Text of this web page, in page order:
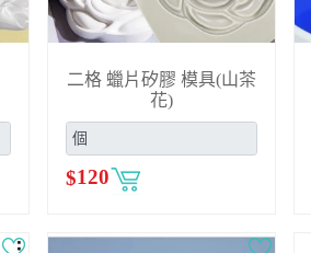
二格 蠟片矽膠 模具(山茶
花)
$120